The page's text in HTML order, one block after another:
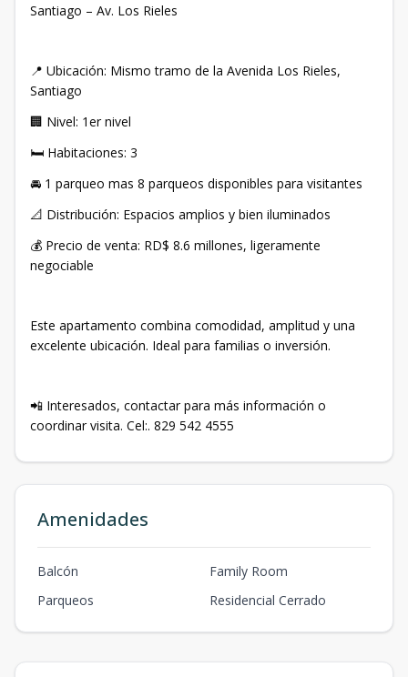
Santiago – Av. Los Rieles
📍 Ubicación: Mismo tramo de la Avenida Los Rieles,
Santiago
🏢 Nivel: 1er nivel
🛏 Habitaciones: 3
🚘 1 parqueo mas 8 parqueos disponibles para visitantes
📐 Distribución: Espacios amplios y bien iluminados
💰 Precio de venta: RD$ 8.6 millones, ligeramente
negociable
Este apartamento combina comodidad, amplitud y una
excelente ubicación. Ideal para familias o inversión.
📲 Interesados, contactar para más información o
coordinar visita. Cel:. 829 542 4555
Amenidades
Balcón
Family Room
Parqueos
Residencial Cerrado